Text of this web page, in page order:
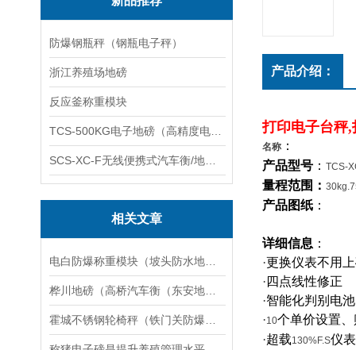
防爆钢瓶秤（钢瓶电子秤）
浙江养殖场地磅
反应釜称重模块
相关文章
产品介绍：
打印电子台秤,
名称 ：
产品型号 ： TCS-
量程范围：
产品图纸 ：
详细信息 ：
·更换仪表不用
· 四点线性修正
·智能化判别电
·10个单价设置
·超载130%F.S仪